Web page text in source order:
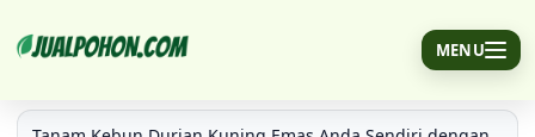
MENU
Bibit Durian Kuning Emas Murah Meriah